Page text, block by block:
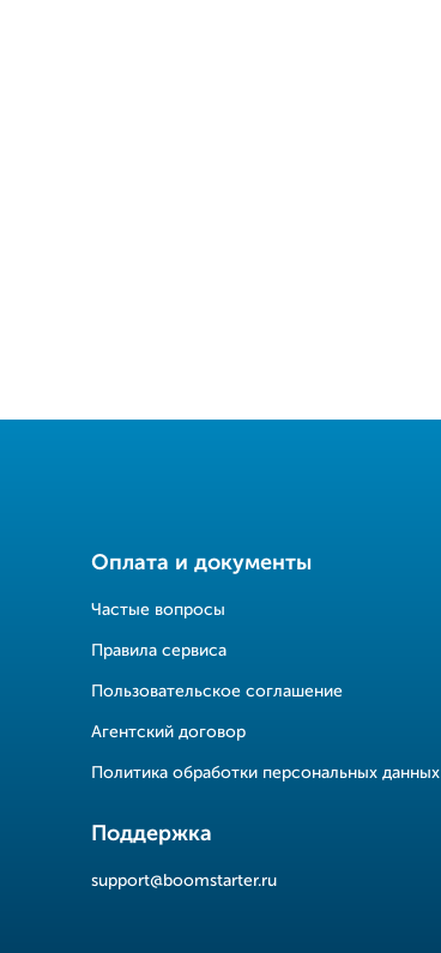
Оплата и документы
Частые вопросы
Правила сервиса
Пользовательское соглашение
Агентский договор
Политика обработки персональных данных
Поддержка
support@boomstarter.ru